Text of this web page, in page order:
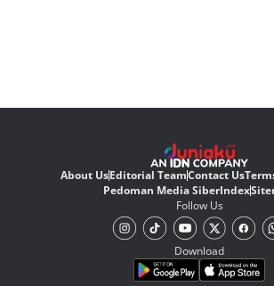
About UsEditorial TeamContact Us
Pedoman Media SiberIndex
Follow Us
Download